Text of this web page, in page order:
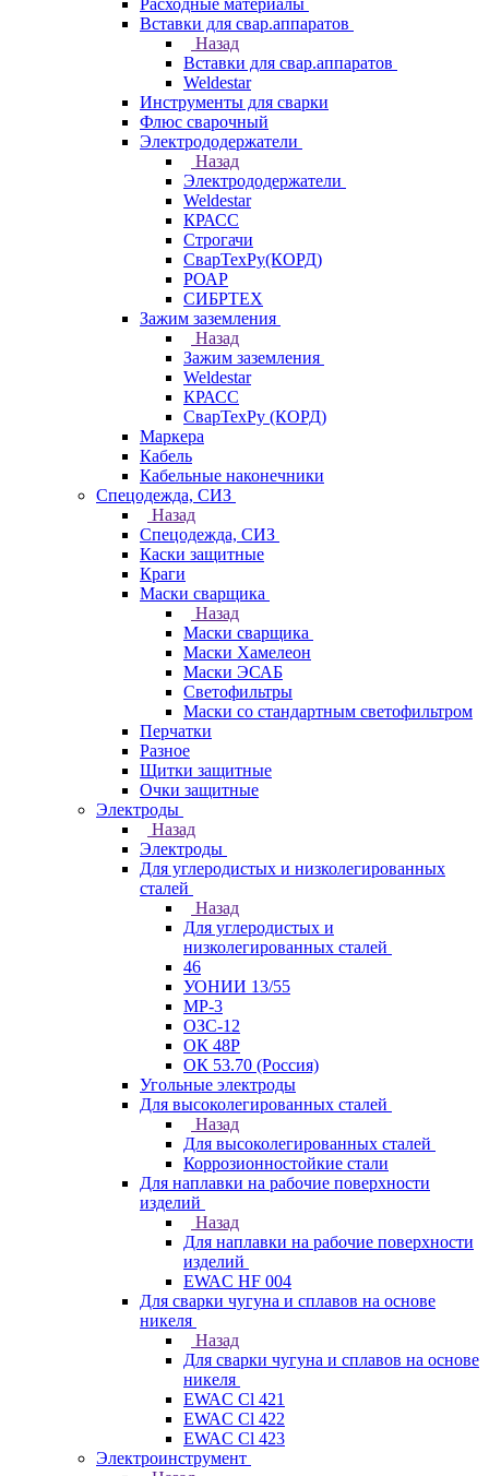
Расходные материалы
Вставки для свар.аппаратов
Назад
Вставки для свар.аппаратов
Weldestar
Инструменты для сварки
Флюс сварочный
Электрододержатели
Назад
Электрододержатели
Weldestar
КРАСС
Строгачи
СварТехРу(КОРД)
РОАР
СИБРТЕХ
Зажим заземления
Назад
Зажим заземления
Weldestar
КРАСС
СварТехРу (КОРД)
Маркера
Кабель
Кабельные наконечники
Спецодежда, СИЗ
Назад
Спецодежда, СИЗ
Каски защитные
Краги
Маски сварщика
Назад
Маски сварщика
Маски Хамелеон
Маски ЭСАБ
Светофильтры
Маски со стандартным светофильтром
Перчатки
Разное
Щитки защитные
Очки защитные
Электроды
Назад
Электроды
Для углеродистых и низколегированных
сталей
Назад
Для углеродистых и
низколегированных сталей
46
УОНИИ 13/55
МР-3
ОЗС-12
ОК 48Р
ОК 53.70 (Россия)
Угольные электроды
Для высоколегированных сталей
Назад
Для высоколегированных сталей
Коррозионностойкие стали
Для наплавки на рабочие поверхности
изделий
Назад
Для наплавки на рабочие поверхности
изделий
EWAC HF 004
Для сварки чугуна и сплавов на основе
никеля
Назад
Для сварки чугуна и сплавов на основе
никеля
EWAC Cl 421
EWAC Cl 422
EWAC Cl 423
Электроинструмент